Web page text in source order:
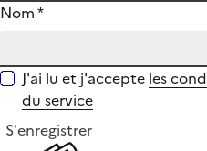
Nom*
J'ai lu et j'accepte les
du service
S'enregistrer